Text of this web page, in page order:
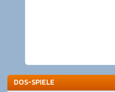
DOS-SPIELE